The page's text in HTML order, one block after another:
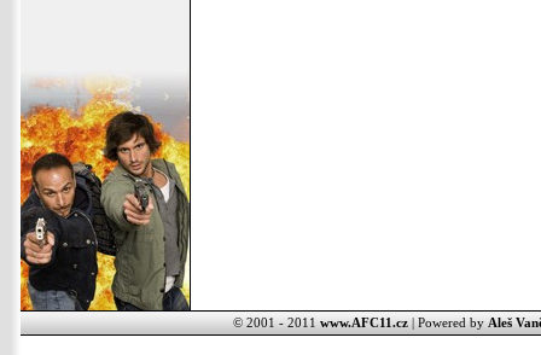
© 2001 - 2011 www.AFC11.cz| Powered by Aleš